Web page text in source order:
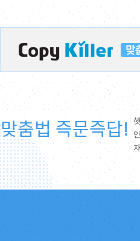
맞춤법 즉문즉답!